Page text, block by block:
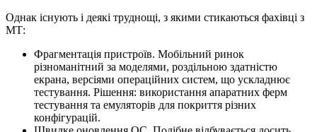
Однак існують і деякі труднощі, з якими стикаються фахівці з
МТ:
Фрагментація пристроїв. Мобільний ринок
різноманітний за моделями, роздільною здатністю
екрана, версіями операційних систем, що ускладнює
тестування. Рішення: використання апаратних ферм
тестування та емуляторів для покриття різних
конфігурацій.